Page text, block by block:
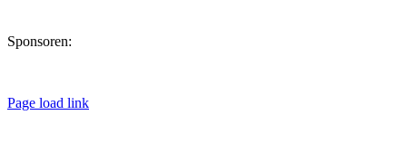
Sponsoren:
Page load link